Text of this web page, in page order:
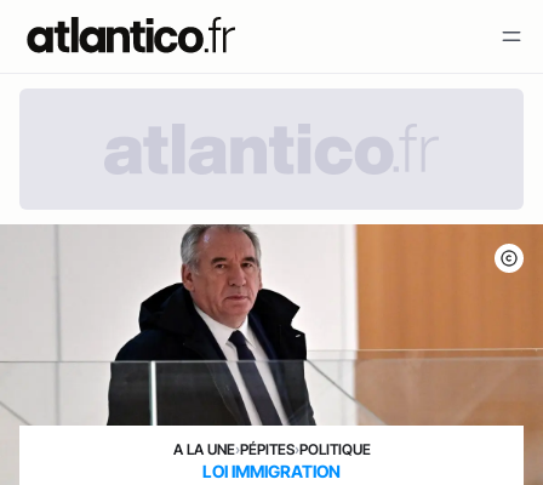
A LA UNE›PÉPITES›POLITIQUE
LOI IMMIGRATION